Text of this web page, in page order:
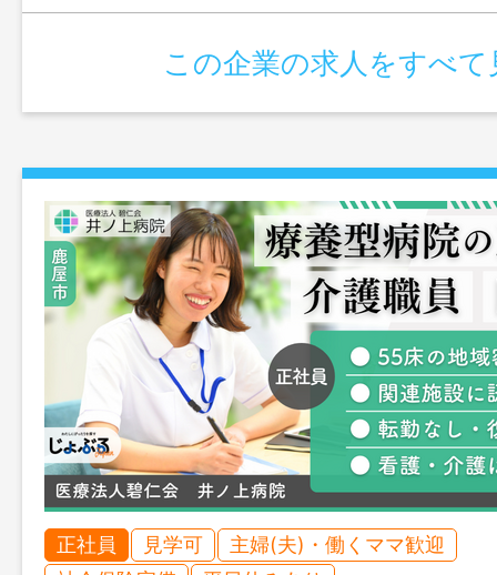
この企業の求人をすべて
正社員 見学可
主婦(夫)・働くママ歓迎